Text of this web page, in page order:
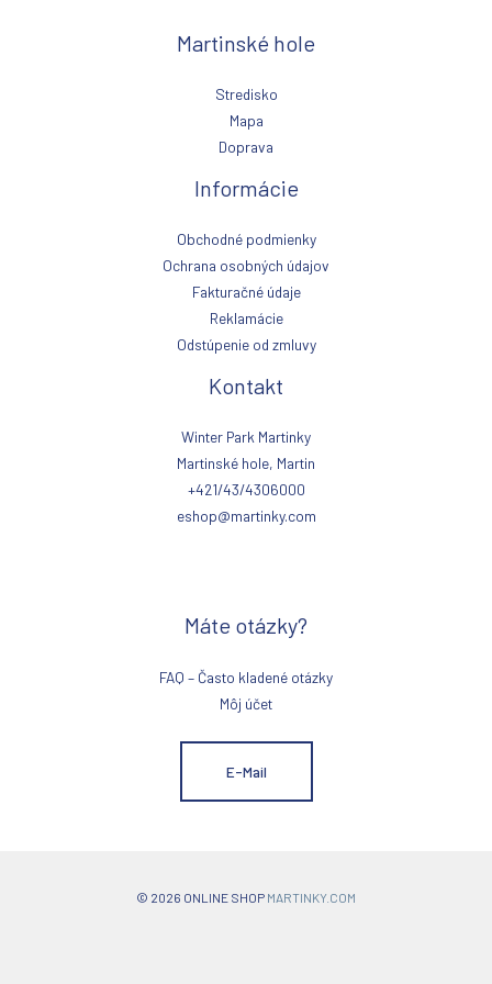
Martinské hole
Stredisko
Mapa
Doprava
Informácie
Obchodné podmienky
Ochrana osobných údajov
Fakturačné údaje
Reklamácie
Odstúpenie od zmluvy
Kontakt
Winter Park Martinky
Martinské hole, Martin
+421/43/4306000
eshop@martinky.com
Máte otázky?
FAQ – Často kladené otázky
Môj účet
E-Mail
© 2026 ONLINE SHOP MARTINKY.COM